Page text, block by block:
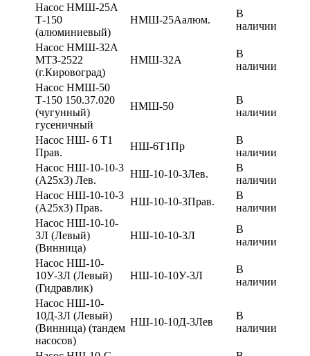
Насос НМШ-25А
Т-150
(алюминиевый)
НМШ-25Аалюм.
В
наличии
Насос НМШ-32А
МТЗ-2522
(г.Кировоград)
НМШ-32А
В
наличии
Насос НМШ-50
Т-150 150.37.020
(чугунный)
гусеничный
НМШ-50
В
наличии
Насос НШ- 6 Т1
Прав.
НШ-6Т1Пр
В
наличии
Насос НШ-10-10-3
(А25х3) Лев.
НШ-10-10-3Лев.
В
наличии
Насос НШ-10-10-3
(А25х3) Прав.
НШ-10-10-3Прав.
В
наличии
Насос НШ-10-10-
3Л (Левый)
(Винница)
НШ-10-10-3Л
В
наличии
Насос НШ-10-
10У-3Л (Левый)
(Гидравлик)
НШ-10-10У-3Л
В
наличии
Насос НШ-10-
10Д-3Л (Левый)
(Винница) (тандем
насосов)
НШ-10-10Д-3Лев
В
наличии